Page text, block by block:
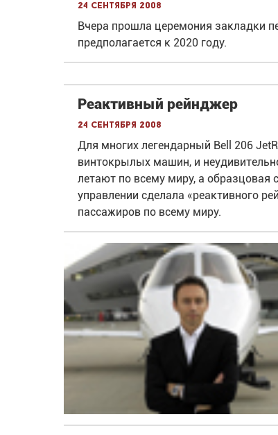
24 сентября 2008
Вчера прошла церемония закладки
предполагается к 2020 году.
Реактивный рейнджер
24 сентября 2008
Для многих легендарный Bell 206
винтокрылых машин, и
летают по всему миру, а образцовая
управлении сделала «реактивного
пассажиров по всему миру.